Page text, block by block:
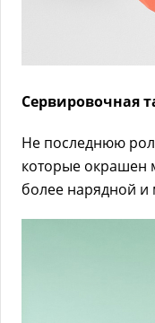
Сервировочная
Не последнюю
которые окрашен
более нарядной